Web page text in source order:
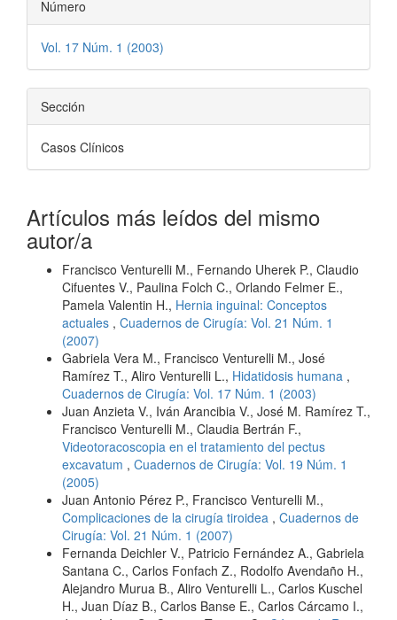
Número
Vol. 17 Núm. 1 (2003)
Sección
Casos Clínicos
Artículos más leídos del mismo
autor/a
Francisco Venturelli M., Fernando Uherek P., Claudio
Cifuentes V., Paulina Folch C., Orlando Felmer E.,
Pamela Valentin H., Hernia inguinal: Conceptos
actuales , Cuadernos de Cirugía: Vol. 21 Núm. 1
(2007)
Gabriela Vera M., Francisco Venturelli M., José
Ramírez T., Aliro Venturelli L., Hidatidosis humana ,
Cuadernos de Cirugía: Vol. 17 Núm. 1 (2003)
Juan Anzieta V., Iván Arancibia V., José M. Ramírez T.,
Francisco Venturelli M., Claudia Bertrán F.,
Videotoracoscopia en el tratamiento del pectus
excavatum , Cuadernos de Cirugía: Vol. 19 Núm. 1
(2005)
Juan Antonio Pérez P., Francisco Venturelli M.,
Complicaciones de la cirugía tiroidea , Cuadernos de
Cirugía: Vol. 21 Núm. 1 (2007)
Fernanda Deichler V., Patricio Fernández A., Gabriela
Santana C., Carlos Fonfach Z., Rodolfo Avendaño H.,
Alejandro Murua B., Aliro Venturelli L., Carlos Kuschel
H., Juan Díaz B., Carlos Banse E., Carlos Cárcamo I.,